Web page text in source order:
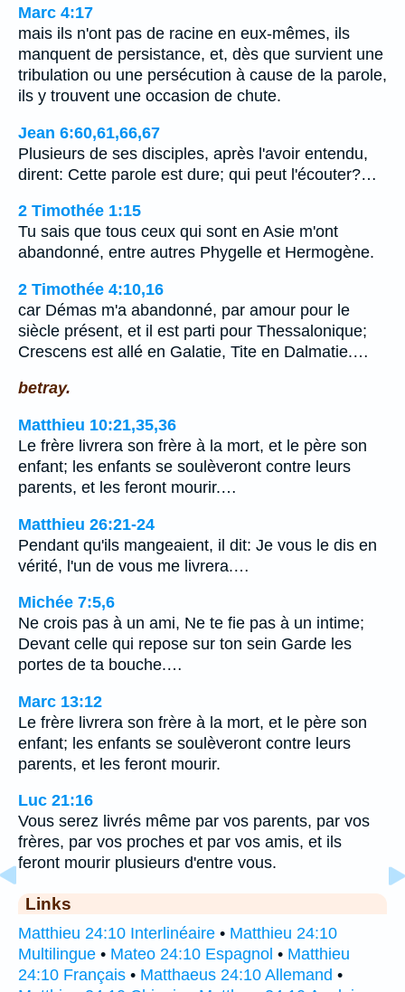
Marc 4:17
mais ils n'ont pas de racine en eux-mêmes, ils
manquent de persistance, et, dès que survient une
tribulation ou une persécution à cause de la parole,
ils y trouvent une occasion de chute.
Jean 6:60,61,66,67
Plusieurs de ses disciples, après l'avoir entendu,
dirent: Cette parole est dure; qui peut l'écouter?…
2 Timothée 1:15
Tu sais que tous ceux qui sont en Asie m'ont
abandonné, entre autres Phygelle et Hermogène.
2 Timothée 4:10,16
car Démas m'a abandonné, par amour pour le
siècle présent, et il est parti pour Thessalonique;
Crescens est allé en Galatie, Tite en Dalmatie.…
betray.
Matthieu 10:21,35,36
Le frère livrera son frère à la mort, et le père son
enfant; les enfants se soulèveront contre leurs
parents, et les feront mourir.…
Matthieu 26:21-24
Pendant qu'ils mangeaient, il dit: Je vous le dis en
vérité, l'un de vous me livrera.…
Michée 7:5,6
Ne crois pas à un ami, Ne te fie pas à un intime;
Devant celle qui repose sur ton sein Garde les
portes de ta bouche.…
Marc 13:12
Le frère livrera son frère à la mort, et le père son
enfant; les enfants se soulèveront contre leurs
parents, et les feront mourir.
Luc 21:16
Vous serez livrés même par vos parents, par vos
frères, par vos proches et par vos amis, et ils
feront mourir plusieurs d'entre vous.
Links
Matthieu 24:10 Interlinéaire • Matthieu 24:10
Multilingue • Mateo 24:10 Espagnol • Matthieu
24:10 Français • Matthaeus 24:10 Allemand •